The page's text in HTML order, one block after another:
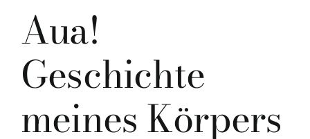
Aua!
Geschichte
meines Körpers